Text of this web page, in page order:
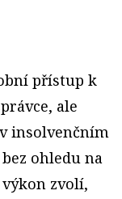
přístup k
ale
insolvenčním
ohledu na
zvolí,